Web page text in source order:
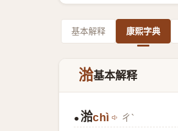
基本解释 康熙字典
湁基本解释
● 湁chì ㄔˋ